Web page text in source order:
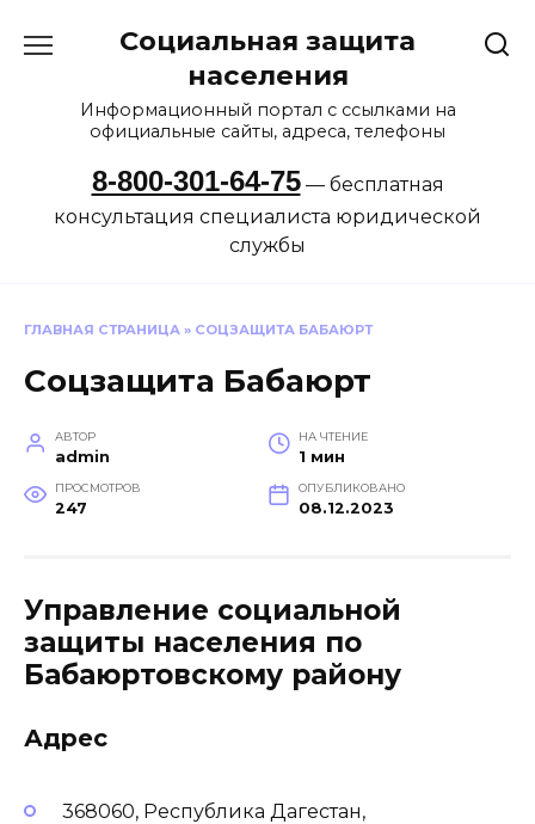
Социальная защита
населения
Информационный портал с ссылками на
официальные сайты, адреса, телефоны
8-800-301-64-75— бесплатная
консультация специалиста юридической
службы
ГЛАВНАЯ СТРАНИЦА » СОЦЗАЩИТА БАБАЮРТ
Соцзащита Бабаюрт
АВТОР
admin
НА ЧТЕНИЕ
1 мин
ПРОСМОТРОВ
247
ОПУБЛИКОВАНО
08.12.2023
Управление социальной
защиты населения по
Бабаюртовскому району
Адрес
368060, Республика Дагестан,